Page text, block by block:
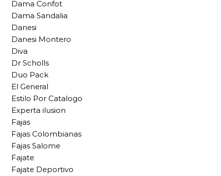
Dama Confot
Dama Sandalia
Danesi
Danesi Montero
Diva
Dr Scholls
Duo Pack
El General
Estilo Por Catalogo
Experta ilusion
Fajas
Fajas Colombianas
Fajas Salome
Fajate
Fajate Deportivo